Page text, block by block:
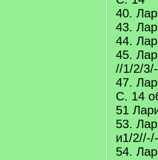
40.
43.
44.
45.
//1/2/
47.
С. 14
51
53.
и1/
54.